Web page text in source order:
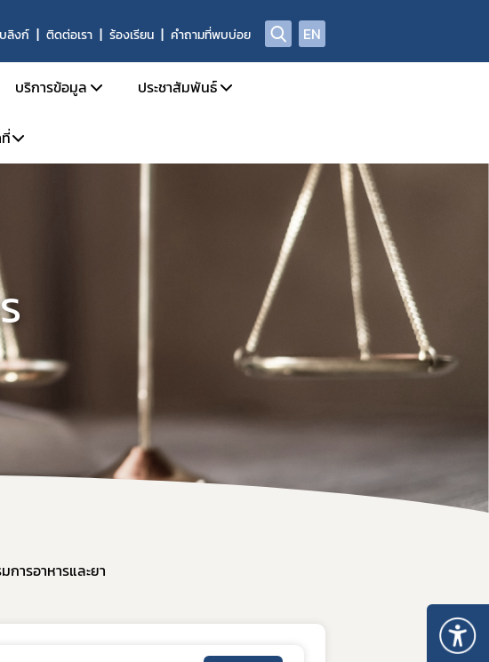
บลิงก์ ติดต่อเรา ร้องเรียน คำถามที่พบบ่อย EN
HIT
ตอาหาร
รจุอาหาร
ฐกิจฐานราก ให้ได้มาตรฐาน อย. และส่งออก
บริการข้อมูล
ตรวจสอบการอนุญาตผลิตภัณฑ์อาหาร
ผลิตภัณฑ์อาหารที่ผิดกฎหมาย และถูกถอนเลขสารบบ
ผู้เชี่ยวชาญ องค์กรผู้เชี่ยวชาญฯ ที่ขึ้นบัญชีกับ อย.
ประชาสัมพันธ์
ข่าวสารประชาสัมพันธ์
ข่าวสารด้านกฎหมายอาหาร
ข่าวสารด้านความปลอดภัยอาหาร
ชุม
ารอาหารและยา